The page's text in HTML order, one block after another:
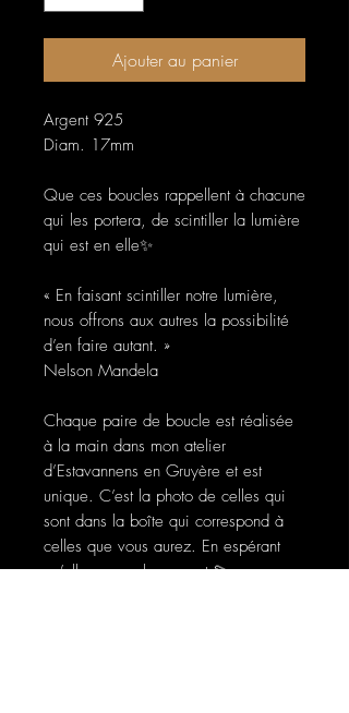
Ajouter au panier
Argent 925
Diam. 17mm
Que ces boucles rappellent à chacune
qui les portera, de scintiller la lumière
qui est en elle✨
« En faisant scintiller notre lumière,
nous offrons aux autres la possibilité
d’en faire autant. »
Nelson Mandela
Chaque paire de boucle est réalisée
à la main dans mon atelier
d’Estavannens en Gruyère et est
unique. C’est la photo de celles qui
sont dans la boîte qui correspond à
celles que vous aurez. En espérant
qu’elles vous charmeront 💫